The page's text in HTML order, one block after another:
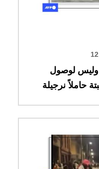
وليس لوصول
حاملاً نرجيلة